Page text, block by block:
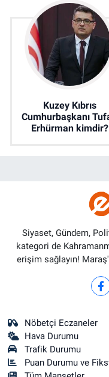
Kuzey Kıbrıs
Cumhurbaşkanı
Erhürman kimdir?
Siyaset, Gündem,
kategori de
erişim sağlayın!
Nöbetçi Eczaneler
Hava Durumu
Trafik Durumu
Puan Durumu ve